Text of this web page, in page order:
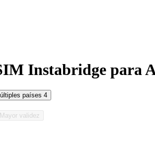
Instabridge para
países 4
Mayor validez